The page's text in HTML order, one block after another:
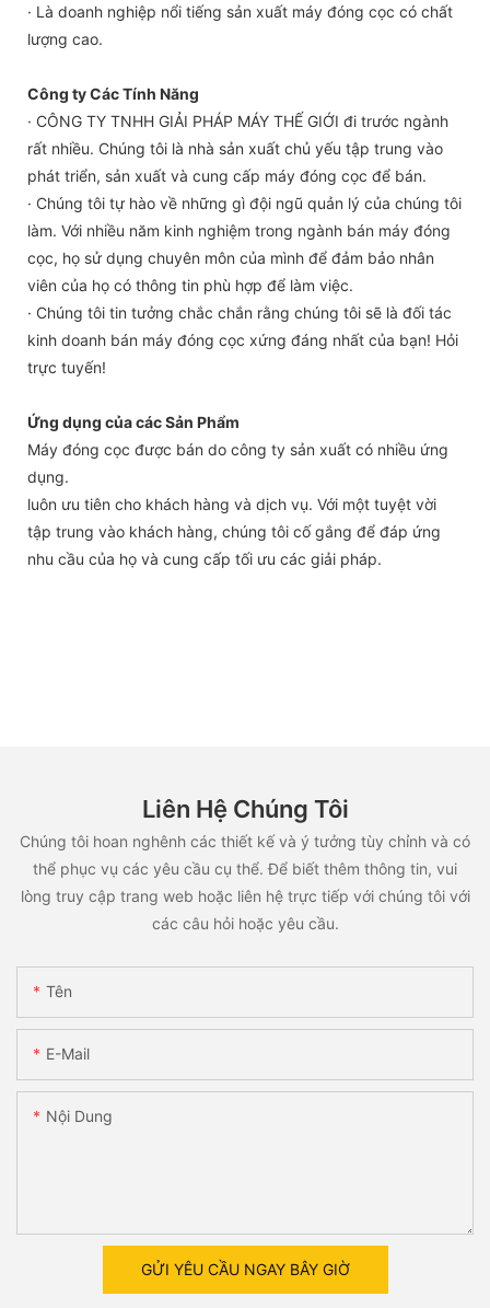
· Là doanh nghiệp nổi tiếng sản xuất máy đóng cọc có chất
lượng cao.
Công ty Các Tính Năng
· CÔNG TY TNHH GIẢI PHÁP MÁY THẾ GIỚI đi trước ngành
rất nhiều. Chúng tôi là nhà sản xuất chủ yếu tập trung vào
phát triển, sản xuất và cung cấp máy đóng cọc để bán.
· Chúng tôi tự hào về những gì đội ngũ quản lý của chúng tôi
làm. Với nhiều năm kinh nghiệm trong ngành bán máy đóng
cọc, họ sử dụng chuyên môn của mình để đảm bảo nhân
viên của họ có thông tin phù hợp để làm việc.
· Chúng tôi tin tưởng chắc chắn rằng chúng tôi sẽ là đối tác
kinh doanh bán máy đóng cọc xứng đáng nhất của bạn! Hỏi
trực tuyến!
Ứng dụng của các Sản Phẩm
Máy đóng cọc được bán do công ty sản xuất có nhiều ứng
dụng.
luôn ưu tiên cho khách hàng và dịch vụ. Với một tuyệt vời
tập trung vào khách hàng, chúng tôi cố gắng để đáp ứng
nhu cầu của họ và cung cấp tối ưu các giải pháp.
Liên Hệ Chúng Tôi
Chúng tôi hoan nghênh các thiết kế và ý tưởng tùy chỉnh và có
thể phục vụ các yêu cầu cụ thể. Để biết thêm thông tin, vui
lòng truy cập trang web hoặc liên hệ trực tiếp với chúng tôi với
các câu hỏi hoặc yêu cầu.
Tên
E-Mail
Nội Dung
GỬI YÊU CẦU NGAY BÂY GIỜ